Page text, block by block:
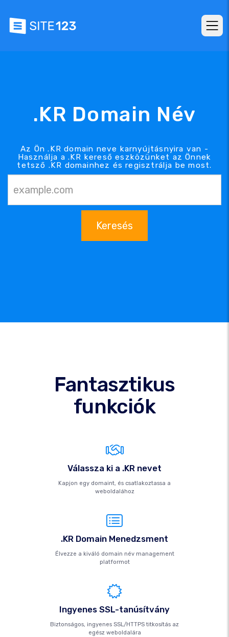
.KR Domain Név
Az Ön .KR domain neve karnyújtásnyira van -
Használja a .KR kereső eszközünket az Önnek
tetsző .KR domainhez és regisztrálja be most.
Keresés
Fantasztikus
funkciók
Válassza ki a .KR nevet
Kapjon egy domaint, és csatlakoztassa a
weboldalához
.KR Domain Menedzsment
Élvezze a kiváló domain név management
platformot
Ingyenes SSL-tanúsítvány
Biztonságos, ingyenes SSL/HTTPS titkosítás az
egész weboldalára